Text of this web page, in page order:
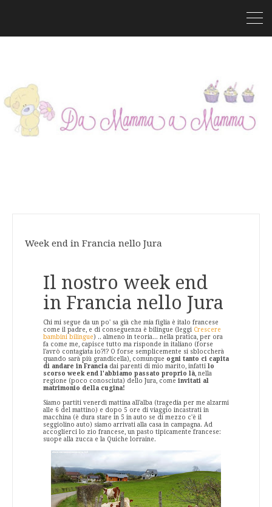
Week end in Francia nello Jura
Il nostro week end
in Francia nello Jura
Chi mi segue da un po' sa già che mia figlia è italo francese
come il padre, e di conseguenza è bilingue (leggi Crescere
bambini bilingue) .. almeno in teoria... nella pratica, per ora
fa come me, capisce tutto ma risponde in italiano (forse
l'avrò contagiata io?!? O forse semplicemente si sbloccherà
quando sarà più grandicella), comunque ogni tanto ci capita
di andare in Francia dai parenti di mio marito, infatti lo
scorso week end l'abbiamo passato proprio là , nella
regione (poco conosciuta) dello Jura, come invitati al
matrimonio della cugina!
Siamo partiti venerdì mattina all'alba (tragedia per me alzarmi
alle 6 del mattino) e dopo 5 ore di viaggio incastrati in
macchina (è dura stare in 5 in auto se di mezzo c'è il
seggiolino auto) siamo arrivati alla casa in campagna. Ad
accoglierci lo zio francese, un pasto tipicamente francese:
suope alla zucca e la Quiche lorraine.